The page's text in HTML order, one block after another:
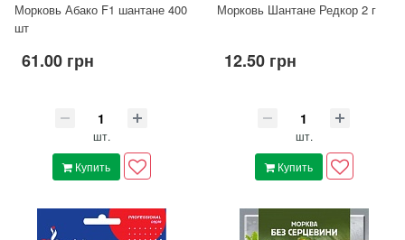
Морковь Абако F1 шантане 400
шт
61.00 грн
шт.
Купить
Морковь Шантане Редкор 2 г
12.50 грн
шт.
Купить